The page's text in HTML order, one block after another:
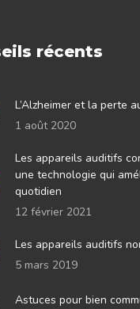
récents
L’Alzheimer et la perte
1 août 2020
Les appareils auditifs
une technologie qui
quotidien
12 février 2021
Les appareils auditifs
5 mars 2019
Astuces pour bien